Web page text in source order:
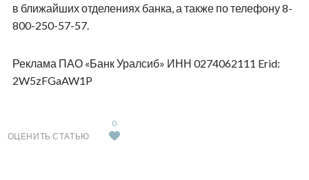
в ближайших отделениях банка, а также по телефону 8-
800-250-57-57.
Реклама ПАО «Банк Уралсиб» ИНН 0274062111 Erid:
2W5zFGaAW1P
ОЦЕНИТЬ СТАТЬЮ
0